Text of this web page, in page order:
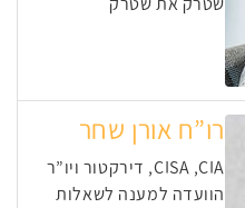
רו”ח אורן שחר
CISA ,CIA, דירקטור ויו”ר
הוועדה למענה לשאלות